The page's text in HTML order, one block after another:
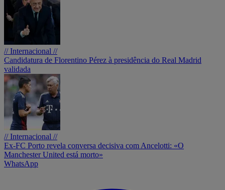
// Internacional //
Candidatura de Florentino Pérez à presidência do Real Madrid
validada
// Internacional //
Ex-FC Porto revela conversa decisiva com Ancelotti: «O
Manchester United está morto»
WhatsApp